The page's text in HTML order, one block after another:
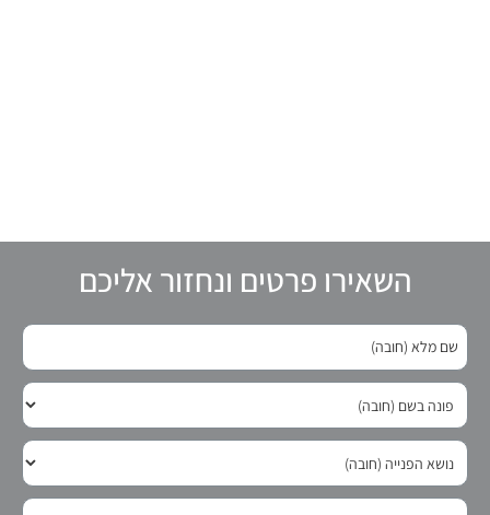
השאירו פרטים ונחזור אליכם